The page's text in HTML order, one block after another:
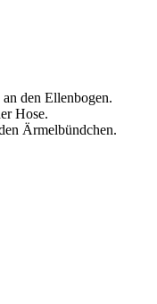
den Ellenbogen.
Hose.
Ärmelbündchen.